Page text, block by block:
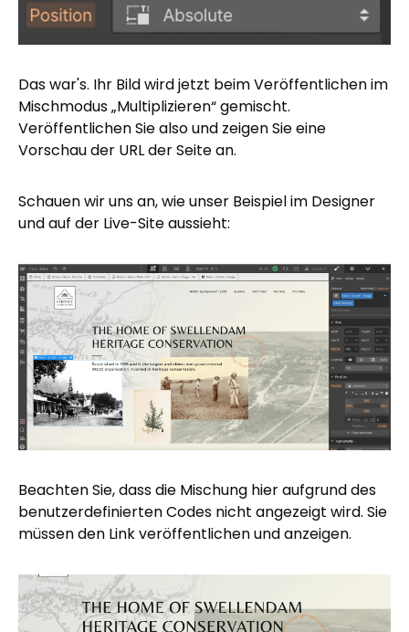
Das war's. Ihr Bild wird jetzt beim Veröffentlichen im
Mischmodus „Multiplizieren“ gemischt.
Veröffentlichen Sie also und zeigen Sie eine
Vorschau der URL der Seite an.
Schauen wir uns an, wie unser Beispiel im Designer
und auf der Live-Site aussieht:
Beachten Sie, dass die Mischung hier aufgrund des
benutzerdefinierten Codes nicht angezeigt wird. Sie
müssen den Link veröffentlichen und anzeigen.